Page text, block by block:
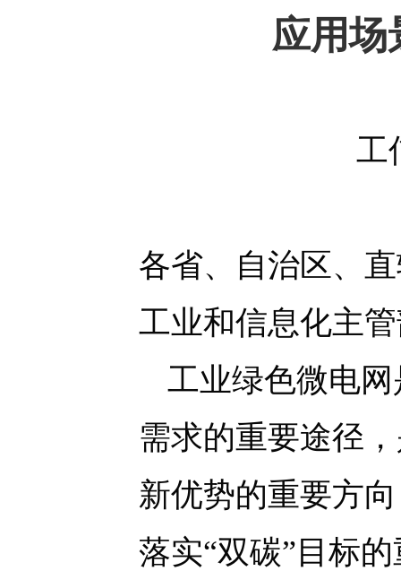
应用场
工
各省、自治区、
工业和信息化主
工业绿色微电
需求的重要途径
新优势的重要方
落实“双碳”目标